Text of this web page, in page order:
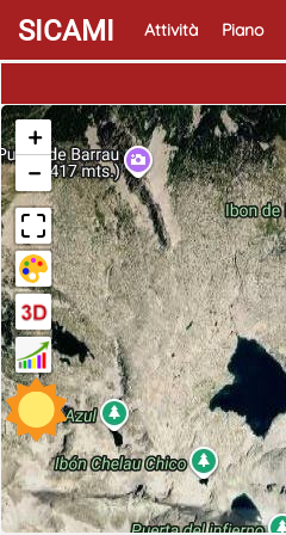
SICAMI Attività Piano
+
−